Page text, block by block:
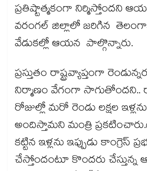
ప్రతిష్టాత్మకంగా నిర్మిస్తోందని
వరంగల్ జిల్లాలో జరిగిన
వేడుకల్లో ఆయన పాల్గొన్నారు.
ప్రస్తుతం రాష్ట్రవ్యాప్తంగా
నిర్మాణం వేగంగా
రోజుల్లో మరో రెండు లక్షల
అందిస్తామని మంత్రి
కట్టిన ఇళ్లను ఇప్పుడు కాంగ్రెస్
చేస్తోందంటూ కొందరు